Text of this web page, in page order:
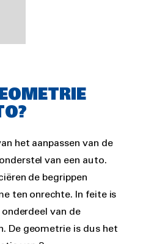
het aanpassen van de
van een auto.
de begrippen
ten onrechte. In feite is
van de
De geometrie is dus het